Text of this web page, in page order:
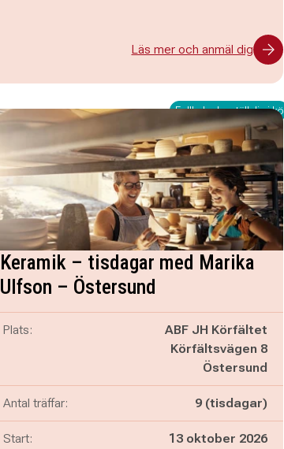
Läs mer och anmäl dig
Fullbokad – ställ dig i kö
Keramik – tisdagar med Marika
Ulfson – Östersund
Plats:
ABF JH Körfältet
Körfältsvägen 8
Östersund
Antal träffar: 9 (tisdagar)
Start: 13 oktober 2026